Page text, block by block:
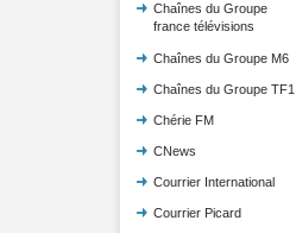
Chaînes du Groupe
france télévisions
Chaînes du Groupe M6
Chaînes du Groupe TF1
Chérie FM
CNews
Courrier International
Courrier Picard